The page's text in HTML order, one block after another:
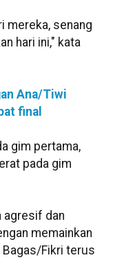
mereka, senang
hari ini," kata
Ana/Tiwi
final
gim pertama,
pada gim
agresif dan
memainkan
Bagas/Fikri terus